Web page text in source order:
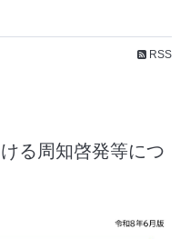
RSS
る周知啓発等につ